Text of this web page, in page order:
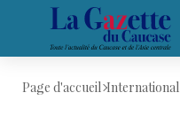
Page d'accueil International